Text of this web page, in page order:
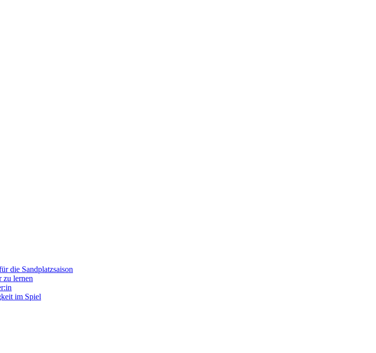
die Sandplatzsaison
zu lernen
im Spiel